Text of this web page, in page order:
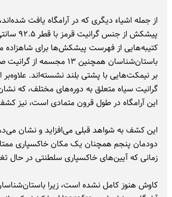
از جمله اشیاء دیگری که در آرامگاه یافت
پیشکش از
کتیبه‌هایی از فهرست پیشکش‌ها برای
باستان‌شناسان همچنین ۱۳
بر نیمکت‌هایی با پشتی بلند نشسته‌اند.
گرانیت سیاه متعلق به دوره‌های مختلف، که
این آرامگاه در طول قرون متمادی است، نیز
این کشف به شواهد قبلی می‌افزاید و نشان
دودمان پنجم همچنان یک مکان خاکسپاری
زمانی که آیین‌های خاکسپاری سلطنتی در حال
کاوش هنوز کامل نشده است، زیرا